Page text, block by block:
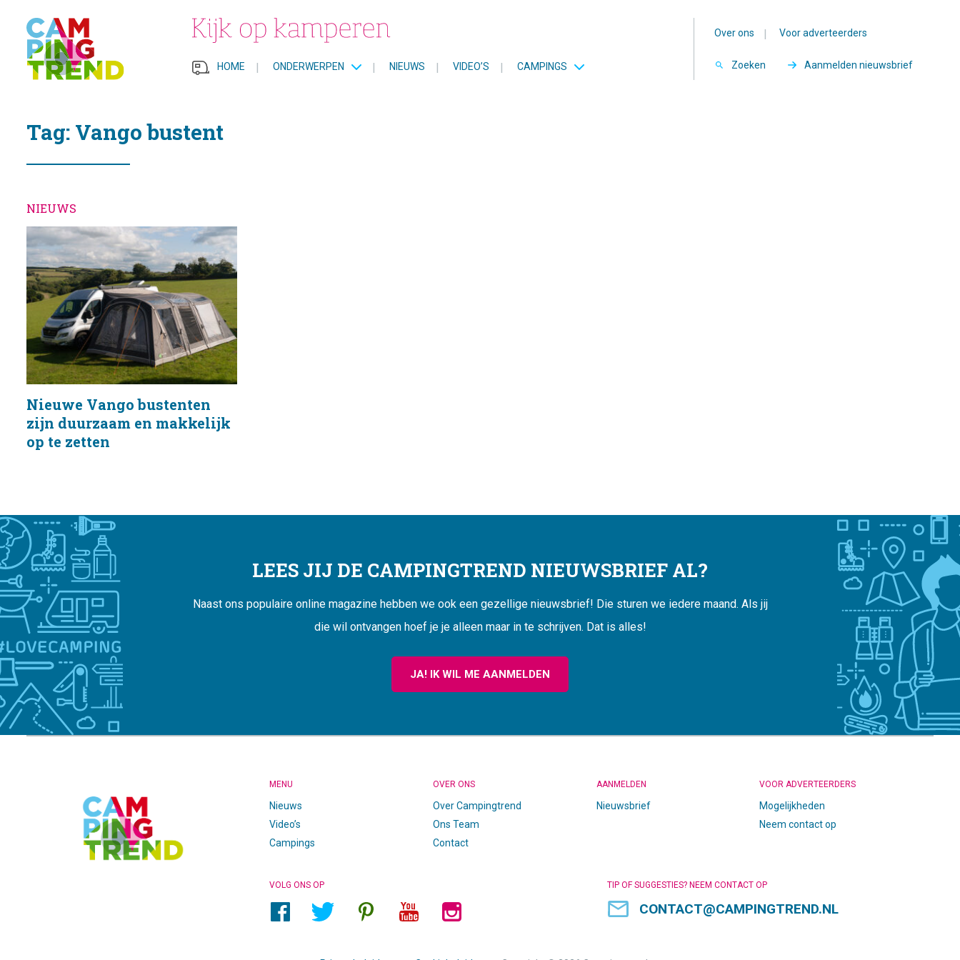
HOME | ONDERWERPEN | NIEUWS | VIDEO’S | CAMPINGS
Over ons | Voor adverteerders
Zoeken Aanmelden nieuwsbrief
Tag: Vango bustent
NIEUWS
Nieuwe Vango bustenten
zijn duurzaam en makkelijk
op te zetten
LEES JIJ DE CAMPINGTREND NIEUWSBRIEF AL?
Naast ons populaire online magazine hebben we ook een gezellige nieuwsbrief! Die sturen we iedere maand. Als jij
die wil ontvangen hoef je je alleen maar in te schrijven. Dat is alles!
JA! IK WIL ME AANMELDEN
MENU
Nieuws
Video’s
Campings
OVER ONS
Over Campingtrend
Ons Team
Contact
AANMELDEN
Nieuwsbrief
VOOR ADVERTEERDERS
Mogelijkheden
Neem contact op
VOLG ONS OP TIP OF SUGGESTIES? NEEM CONTACT OP
CONTACT@CAMPINGTREND.NL